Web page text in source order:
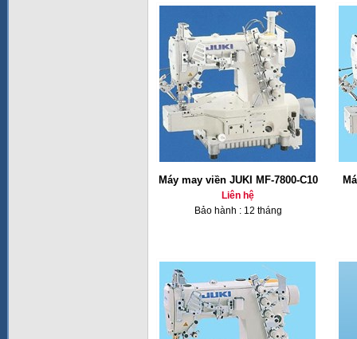
Máy may viền JUKI MF-7800-C10
Liên hệ
Bảo hành : 12 tháng